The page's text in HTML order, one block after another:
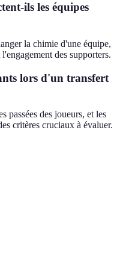
ils les équipes
la chimie d'une équipe,
des supporters.
lors d'un transfert
passées des joueurs, et les
critères cruciaux à évaluer.